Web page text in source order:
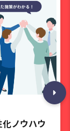
ノウハウ